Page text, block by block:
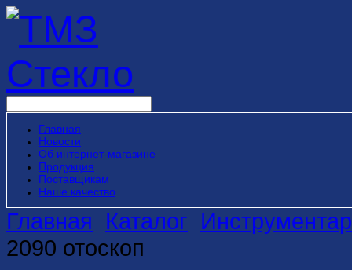
Главная
Новости
Об интернет-магазине
Продукция
Поставщикам
Наше качество
Главная Каталог
2090 отоскоп